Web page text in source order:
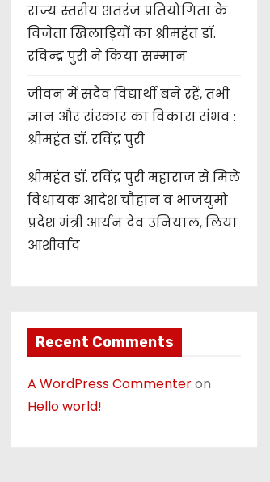
राज्य स्तरीय शतरंज प्रतियोगिता के
विजेता खिलाड़ियों का श्रीमहंत डॉ.
रविन्द्र पुरी ने किया सम्मान
जीवन में सदैव विद्यार्थी बने रहें, तभी
ज्ञान और संस्कार का विकास संभव :
श्रीमहंत डॉ. रविंद्र पुरी
श्रीमहंत डॉ. रविंद्र पुरी महाराज से मिले
विधायक आदेश चौहान व भाजयुमो
प्रदेश मंत्री आर्यन देव उनियाल, लिया
आशीर्वाद
Recent Comments
A WordPress Commenteron
Hello world!